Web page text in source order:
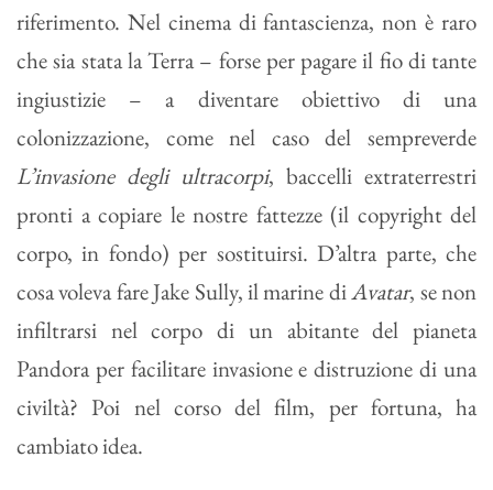
riferimento. Nel cinema di fantascienza, non è raro
che sia stata la Terra – forse per pagare il fio di tante
ingiustizie – a diventare obiettivo di una
colonizzazione, come nel caso del sempreverde
L’invasione degli ultracorpi, baccelli extraterrestri
pronti a copiare le nostre fattezze (il copyright del
corpo, in fondo) per sostituirsi. D’altra parte, che
cosa voleva fare Jake Sully, il marine diAvatar, se non
infiltrarsi nel corpo di un abitante del pianeta
Pandora per facilitare invasione e distruzione di una
civiltà? Poi nel corso del film, per fortuna, ha
cambiato idea.